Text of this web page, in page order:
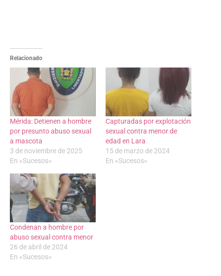
Relacionado
Mérida: Detienen a hombre
por presunto abuso sexual
a mascota
3 de noviembre de 2025
En «Sucesos»
Capturadas por explotación
sexual contra menor de
edad en Lara
15 de marzo de 2024
En «Sucesos»
Condenan a hombre por
abuso sexual contra menor
26 de abril de 2024
En «Sucesos»